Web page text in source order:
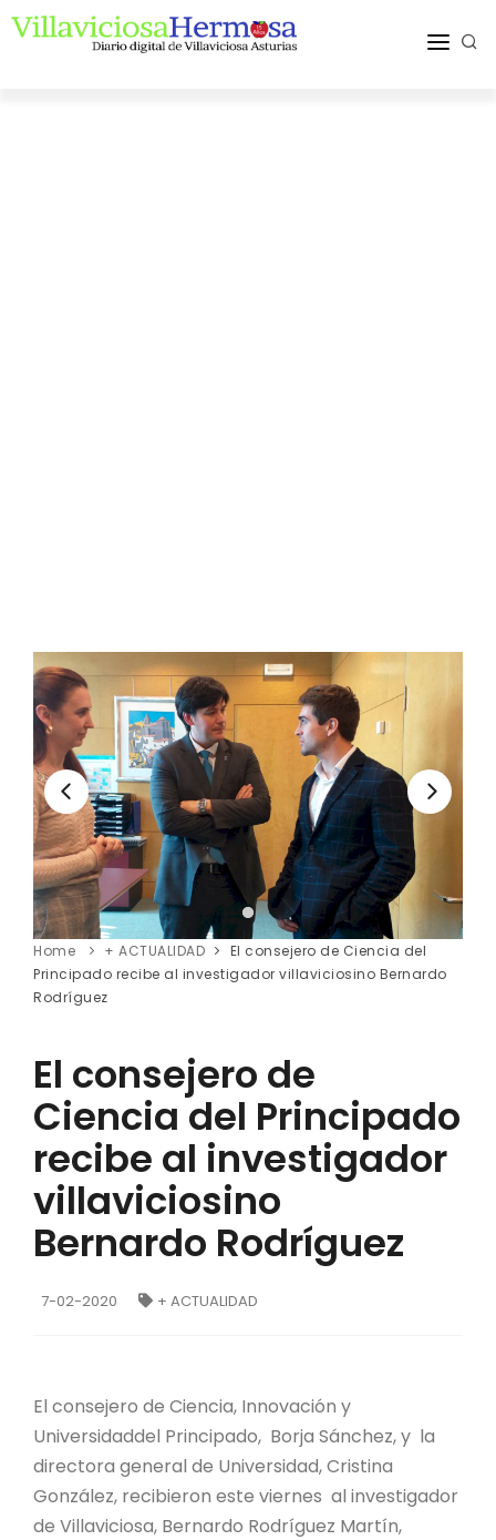
Home + ACTUALIDAD
El consejero de Ciencia del
Principado recibe al investigador villaviciosino Bernardo
Rodríguez
El consejero de
Ciencia del Principado
recibe al investigador
villaviciosino
Bernardo Rodríguez
7-02-2020 + ACTUALIDAD
El consejero de Ciencia, Innovación y
Universidaddel Principado, Borja Sánchez, y la
directora general de Universidad, Cristina
González, recibieron este viernes al investigador
de Villaviciosa, Bernardo Rodríguez Martín,